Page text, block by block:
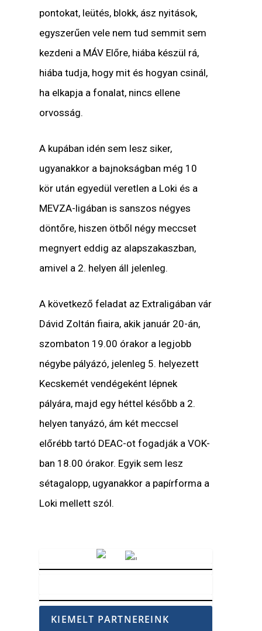
pontokat, leütés, blokk, ász nyitások,
egyszerűen vele nem tud semmit sem
kezdeni a MÁV Előre, hiába készül rá,
hiába tudja, hogy mit és hogyan csinál,
ha elkapja a fonalat, nincs ellene
orvosság.
A kupában idén sem lesz siker,
ugyanakkor a bajnokságban még 10
kör után egyedül veretlen a Loki és a
MEVZA-ligában is sanszos négyes
döntőre, hiszen ötből négy meccset
megnyert eddig az alapszakaszban,
amivel a 2. helyen áll jelenleg.
A következő feladat az Extraligában vár
Dávid Zoltán fiaira, akik január 20-án,
szombaton 19.00 órakor a legjobb
négybe pályázó, jelenleg 5. helyezett
Kecskemét vendégeként lépnek
pályára, majd egy héttel később a 2.
helyen tanyázó, ám két meccsel
előrébb tartó DEAC-ot fogadják a VOK-
ban 18.00 órakor. Egyik sem lesz
sétagalopp, ugyanakkor a papírforma a
Loki mellett szól.
KIEMELT PARTNEREINK